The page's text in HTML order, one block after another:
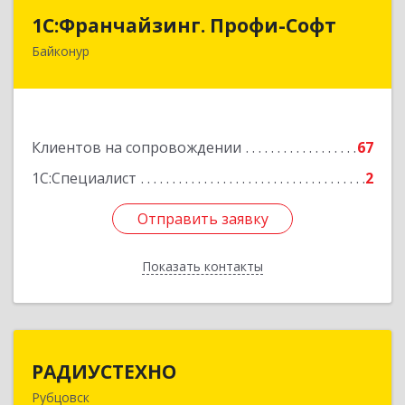
1С:Франчайзинг. Профи-Софт
Байконур
Клиентов на сопровождении
67
1С:Специалист
2
Отправить заявку
Показать контакты
1С:Франчайзинг. Профи-Софт
468320, Байконур г, Ленина ул, дом № 10,
Отправить заявку
Назад
РАДИУСТЕХНО
Рубцовск
658225, Алтайский край, Рубцовск г, Ленина пр-